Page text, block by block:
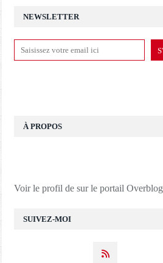
NEWSLETTER
SUIVEZ-MOI
À PROPOS
Voir le profil de sur le portail Overblog